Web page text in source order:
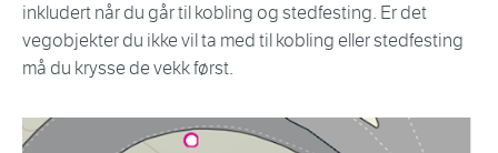
inkludert når du går til kobling og stedfesting. Er det
vegobjekter du ikke vil ta med til kobling eller stedfesting
må du krysse de vekk først.